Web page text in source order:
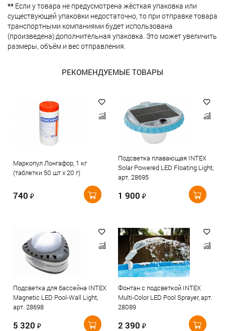
** Если у товара не предусмотрена жёсткая упаковка или
существующей упаковки недостаточно, то при отправке товара
транспортными компаниями будет использована
(произведена) дополнительная упаковка. Это может увеличить
размеры, объём и вес отправления.
РЕКОМЕНДУЕМЫЕ ТОВАРЫ
Маркопул Лонгафор, 1 кг
(таблетки 50 шт х 20 г)
740 ₽
Подсветка плавающая INTEX
Solar Powered LED Floating Light,
арт. 28695
1 900 ₽
Подсветка для бассейна INTEX
Magnetic LED Pool-Wall Light,
арт. 28698
5 320 ₽
Фонтан с подсветкой INTEX
Multi-Color LED Pool Sprayer, арт.
28089
2 390 ₽